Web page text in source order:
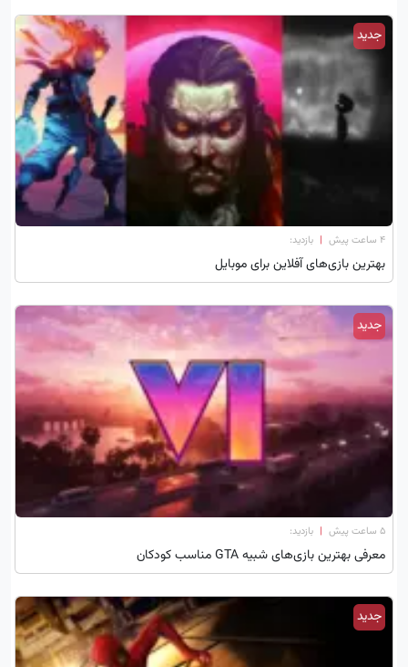
جدید
۴ ساعت پیش | بازدید:
بهترین بازی‌های آفلاین برای موبایل
جدید
۵ ساعت پیش | بازدید:
معرفی بهترین بازی‌های شبیه GTA مناسب کودکان
جدید